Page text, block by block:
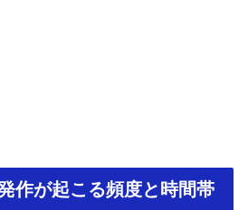
作が起こる頻度と時間帯